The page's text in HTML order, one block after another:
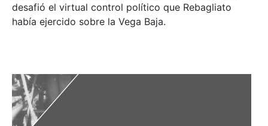
desafió el virtual control político que Rebagliato
había ejercido sobre la Vega Baja.